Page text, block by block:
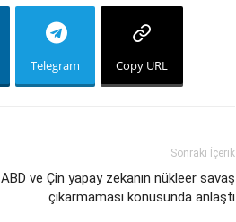
Telegram Copy URL
Sonraki İçerik
ABD ve Çin yapay zekanın nükleer savaş
çıkarmaması konusunda anlaştı